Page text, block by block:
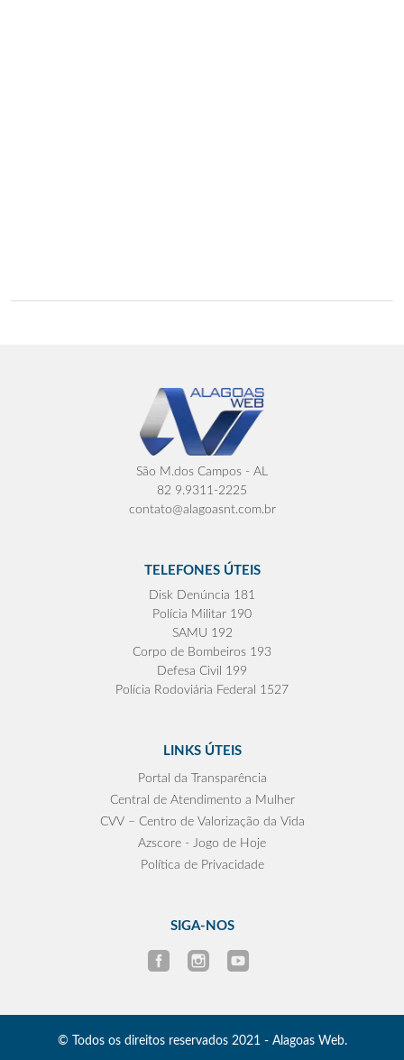
São M.dos Campos - AL
82 9.9311-2225
contato@alagoasnt.com.br
TELEFONES ÚTEIS
Disk Denúncia 181
Polícia Militar 190
SAMU 192
Corpo de Bombeiros 193
Defesa Civil 199
Polícia Rodoviária Federal 1527
LINKS ÚTEIS
Portal da Transparência
Central de Atendimento a Mulher
CVV – Centro de Valorização da Vida
Azscore - Jogo de Hoje
Política de Privacidade
SIGA-NOS
© Todos os direitos reservados 2021 - Alagoas Web.